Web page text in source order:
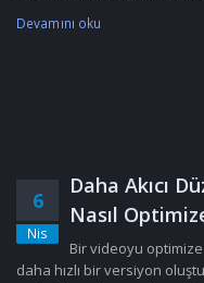
Devamını oku
6
Nis
Daha Akıcı
Nasıl
Bir videoyu
daha hızlı bir versiyon